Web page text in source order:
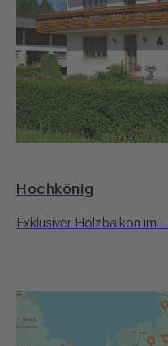
Hochkönig
Exklusiver Holzbalkon im